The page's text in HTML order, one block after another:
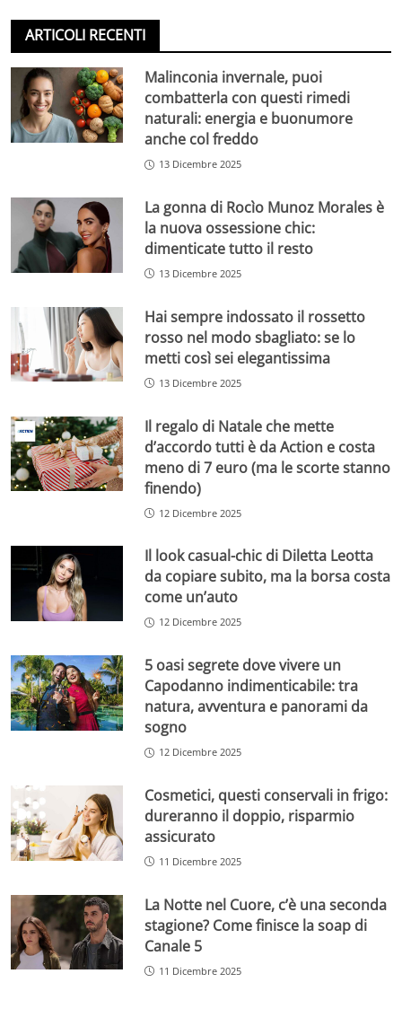
ARTICOLI RECENTI
Malinconia invernale, puoi
combatterla con questi rimedi
naturali: energia e buonumore
anche col freddo
13 Dicembre 2025
La gonna di Rocìo Munoz Morales è
la nuova ossessione chic:
dimenticate tutto il resto
13 Dicembre 2025
Hai sempre indossato il rossetto
rosso nel modo sbagliato: se lo
metti così sei elegantissima
13 Dicembre 2025
Il regalo di Natale che mette
d’accordo tutti è da Action e costa
meno di 7 euro (ma le scorte stanno
finendo)
12 Dicembre 2025
Il look casual-chic di Diletta Leotta
da copiare subito, ma la borsa costa
come un’auto
12 Dicembre 2025
5 oasi segrete dove vivere un
Capodanno indimenticabile: tra
natura, avventura e panorami da
sogno
12 Dicembre 2025
Cosmetici, questi conservali in frigo:
dureranno il doppio, risparmio
assicurato
11 Dicembre 2025
La Notte nel Cuore, c’è una seconda
stagione? Come finisce la soap di
Canale 5
11 Dicembre 2025